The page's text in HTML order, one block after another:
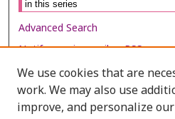
Advanced Search
Notify me via email orRSS
Browse
Collections
We use cookies that are
work. We may also use
improve, and personalize